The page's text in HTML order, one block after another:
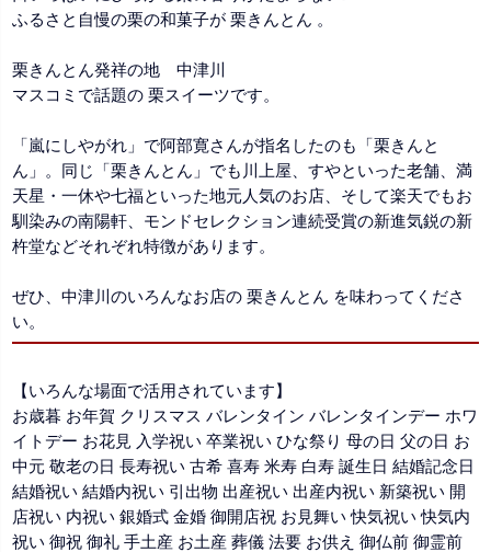
ふるさと自慢の栗の和菓子が 栗きんとん 。
栗きんとん発祥の地 中津川
マスコミで話題の 栗スイーツです。
「嵐にしやがれ」で阿部寛さんが指名したのも「栗きんと
ん」。同じ「栗きんとん」でも川上屋、すやといった老舗、満
天星・一休や七福といった地元人気のお店、そして楽天でもお
馴染みの南陽軒、モンドセレクション連続受賞の新進気鋭の新
杵堂などそれぞれ特徴があります。
ぜひ、中津川のいろんなお店の 栗きんとん を味わってくださ
い。
【いろんな場面で活用されています】
お歳暮 お年賀 クリスマス バレンタイン バレンタインデー ホワ
イトデー お花見 入学祝い 卒業祝い ひな祭り 母の日 父の日 お
中元 敬老の日 長寿祝い 古希 喜寿 米寿 白寿 誕生日 結婚記念日
結婚祝い 結婚内祝い 引出物 出産祝い 出産内祝い 新築祝い 開
店祝い 内祝い 銀婚式 金婚 御開店祝 お見舞い 快気祝い 快気内
祝い 御祝 御礼 手土産 お土産 葬儀 法要 お供え 御仏前 御霊前